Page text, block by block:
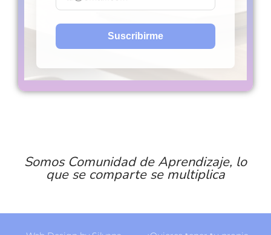
Somos Comunidad de Aprendizaje, lo
que se comparte se multiplica